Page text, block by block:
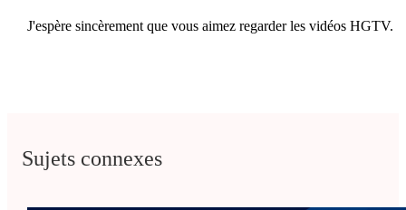
J'espère sincèrement que vous aimez regarder les vidéos HGTV.
Sujets connexes